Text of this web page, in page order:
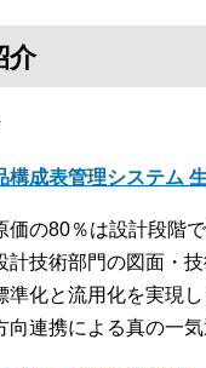
介
構成表管理システム
価の80％は設計段階
計技術部門の図面・
準化と流用化を実現
向連携による真の一